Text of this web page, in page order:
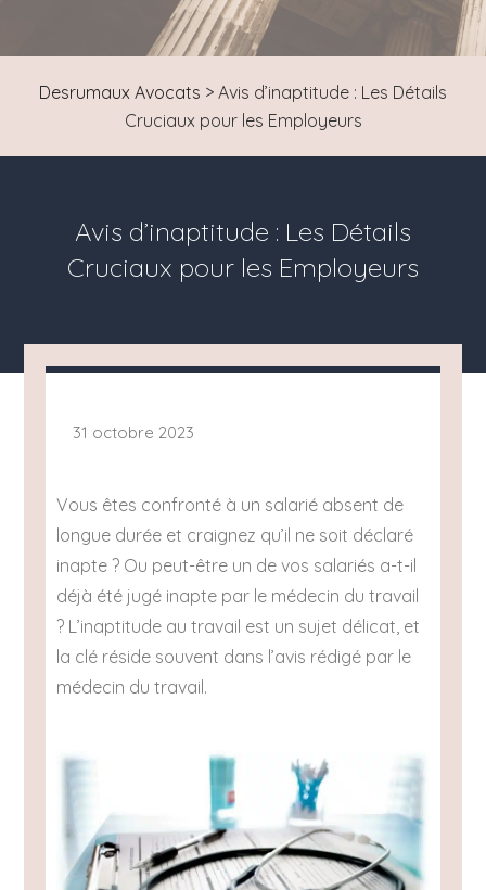
Desrumaux Avocats > Avis d’inaptitude : Les Détails
Cruciaux pour les Employeurs
Avis d’inaptitude : Les Détails
Cruciaux pour les Employeurs
31 octobre 2023
Vous êtes confronté à un salarié absent de
longue durée et craignez qu’il ne soit déclaré
inapte ? Ou peut-être un de vos salariés a-t-il
déjà été jugé inapte par le médecin du travail
? L’inaptitude au travail est un sujet délicat, et
la clé réside souvent dans l’avis rédigé par le
médecin du travail.